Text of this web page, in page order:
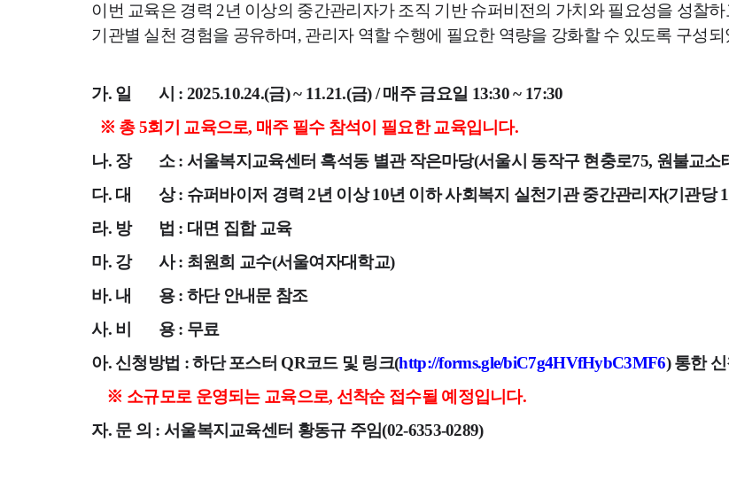
이번 교육은 경력 2년 이상의 중간관리자가 조직 기반 슈퍼비전의 가치와 필요성을 성찰하
기관별 실천 경험을 공유하며, 관리자 역할 수행에 필요한 역량을 강화할 수 있도록 구성
가. 일 시 : 2025.10.24.(금) ~ 11.21.(금) / 매주 금요일 13:30 ~ 17:30
※ 총 5회기 교육으로, 매주 필수 참석이 필요한 교육입니다.
나. 장 소 : 서울복지교육센터 흑석동 별관 작은마당(서울시 동작구 현충로75, 원불교소
다. 대 상 : 슈퍼바이저 경력 2년 이상 10년 이하 사회복지 실천기관 중간관리자(기관당
라. 방
법 : 대면 집합 교육
마. 강 사 : 최원희 교수(서울여자대학교)
바. 내 용 : 하단 안내문 참조
사. 비 용 : 무료
아. 신청방법 : 하단 포스터 QR코드 및 링크(http://forms.gle/biC7g4HVfHybC3MF6) 통한 신
※ 소규모로 운영되는 교육으로, 선착순 접수될 예정입니다.
자. 문 의 : 서울복지교육센터 황동규 주임(02-6353-0289)